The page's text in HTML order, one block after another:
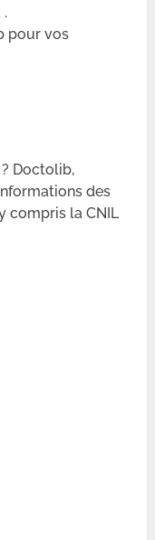
.
pour vos
? Doctolib,
des
compris la CNIL